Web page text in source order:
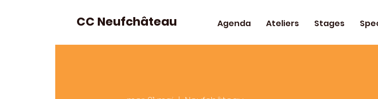
CC Neufchâteau Agenda Ateliers Stages